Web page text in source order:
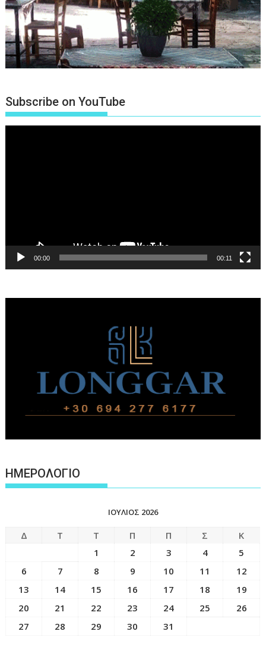
Subscribe on YouTube
00:00 00:11
ΗΜΕΡΟΛΟΓΙΟ
ΙΟΎΛΙΟΣ 2026
Δ Τ Τ Π Π Σ
Κ
1
2 3 4
5
6
7 8 9 10 11
12
13
14 15 16 17 18
19
20
21 22 23 24 25
26
27
28 29 30 31